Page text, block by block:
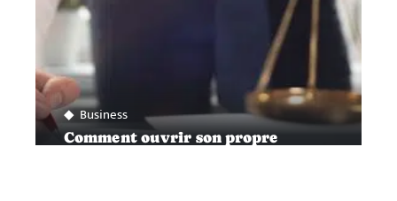
Business
Comment ouvrir son propre